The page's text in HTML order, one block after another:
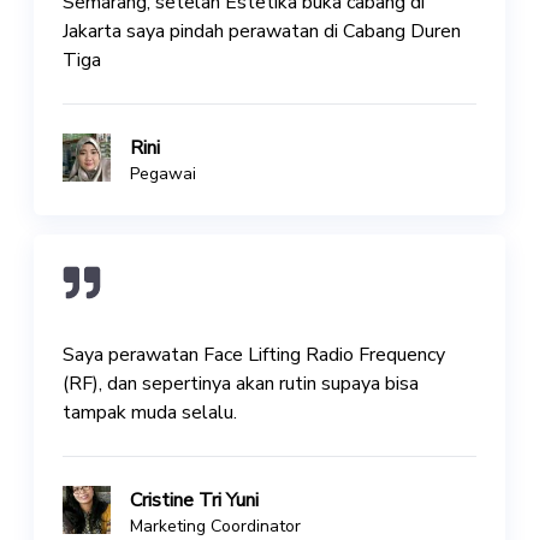
Jakarta saya pindah perawatan di Cabang Duren
Tiga
Rini
Pegawai
Saya perawatan Face Lifting Radio Frequency
(RF), dan sepertinya akan rutin supaya bisa
tampak muda selalu.
Cristine Tri Yuni
Marketing Coordinator